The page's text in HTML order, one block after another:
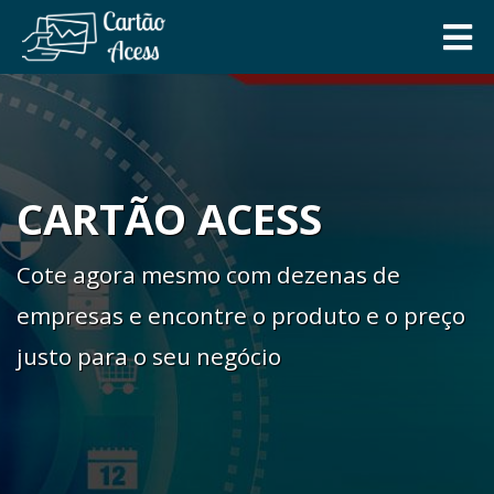
CARTÃO ACESS
Cote agora mesmo com dezenas de
empresas e encontre o produto e o preço
justo para o seu negócio